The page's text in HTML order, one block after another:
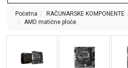
TEHNIKA
KLIME I
DODATNA
Početna RAČUNARSKE KOMPONENTE
AMD matične ploče